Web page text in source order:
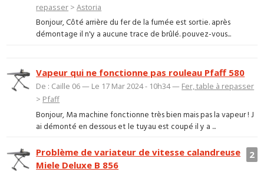
repasser >Astoria
Bonjour, Côté arrière du fer de la fumée est sortie. après
démontage il n'y a aucune trace de brûlé. pouvez-vous...
Vapeur qui ne fonctionne pas rouleau Pfaff 580
De : Caille 06 — Le 17 Mar 2024 - 10h34 — Fer, table à repasser
> Pfaff
Bonjour, Ma machine fonctionne très bien mais pas la vapeur ! J
ai démonté en dessous et le tuyau est coupé il y a ...
2
Problème de variateur de vitesse calandreuse
Miele Deluxe B 856